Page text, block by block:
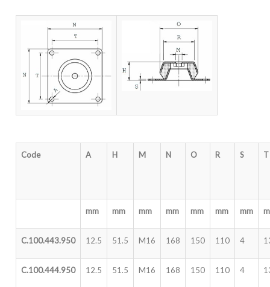
Code A H M N O R S T
mm mm mm mm mm mm mm
C.100.443.950 12.5 51.5 M16 168 150 110 4
C.100.444.950 12.5 51.5 M16 168 150 110 4